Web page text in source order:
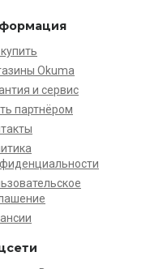
Okuma
и сервис
партнёром